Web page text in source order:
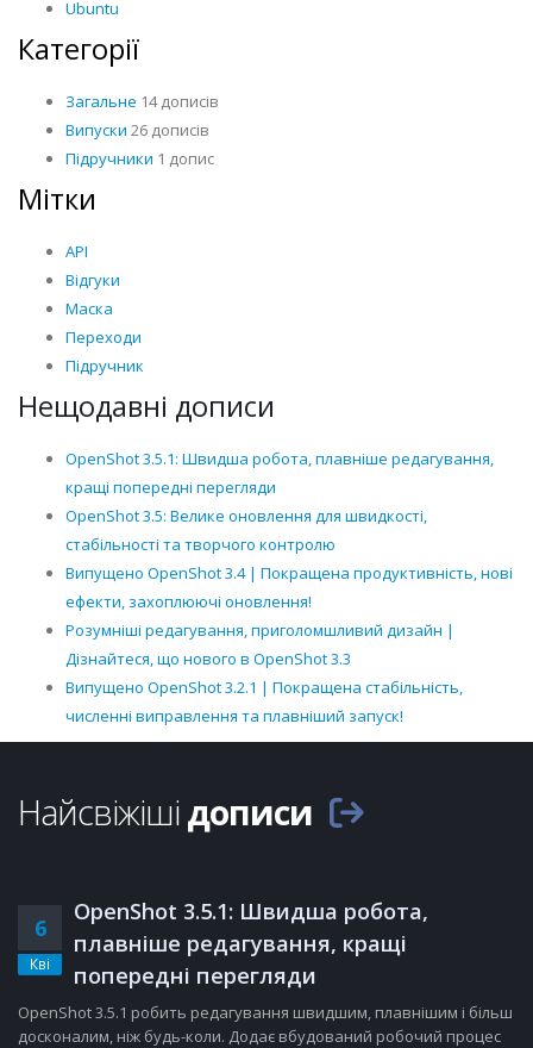
Ubuntu
Категорії
Загальне 14 дописів
Випуски 26 дописів
Підручники 1 допис
Мітки
API
Відгуки
Маска
Переходи
Підручник
Нещодавні дописи
OpenShot 3.5.1: Швидша робота, плавніше редагування,
кращі попередні перегляди
OpenShot 3.5: Велике оновлення для швидкості,
стабільності та творчого контролю
Випущено OpenShot 3.4 | Покращена продуктивність, нові
ефекти, захоплюючі оновлення!
Розумніші редагування, приголомшливий дизайн |
Дізнайтеся, що нового в OpenShot 3.3
Випущено OpenShot 3.2.1 | Покращена стабільність,
численні виправлення та плавніший запуск!
Найсвіжішідописи
6
Кві
OpenShot 3.5.1: Швидша робота,
плавніше редагування, кращі
попередні перегляди
OpenShot 3.5.1 робить редагування швидшим, плавнішим і більш
досконалим, ніж будь-коли. Додає вбудований робочий процес